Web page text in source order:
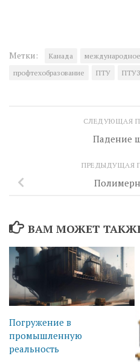
Метки: Канада
профтехобразование
ПТУ ПТУЗ
СЛЕДУЮЩАЯ
Падение
ПРЕДЫДУЩАЯ
ВАМ МОЖЕТ
Погружение в
промышленную
реальность